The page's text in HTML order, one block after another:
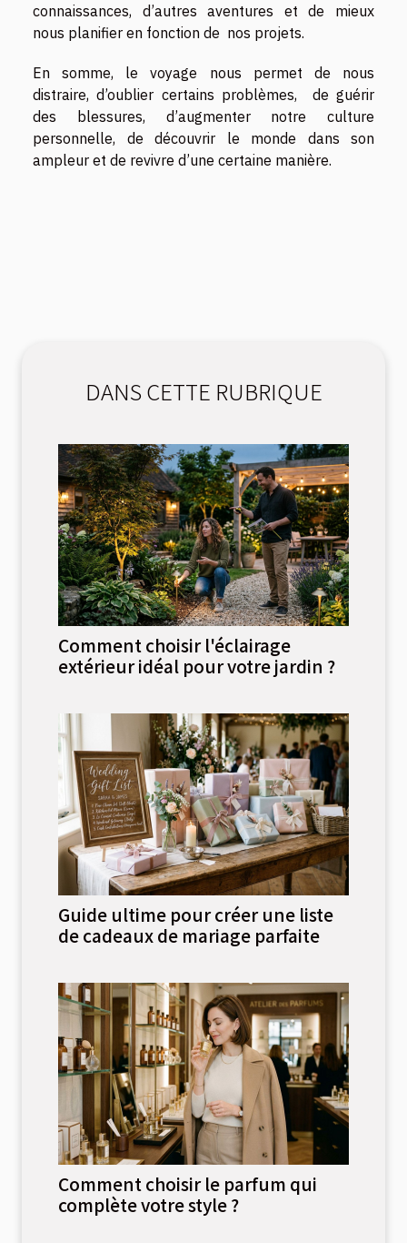
connaissances, d’autres aventures et de mieux
nous planifier en fonction de nos projets.
En somme, le voyage nous permet de nous
distraire, d’oublier certains problèmes, de guérir
des blessures, d’augmenter notre culture
personnelle, de découvrir le monde dans son
ampleur et de revivre d’une certaine manière.
DANS CETTE RUBRIQUE
Comment choisir l'éclairage
extérieur idéal pour votre jardin ?
Guide ultime pour créer une liste
de cadeaux de mariage parfaite
Comment choisir le parfum qui
complète votre style ?